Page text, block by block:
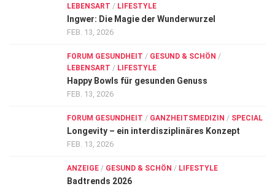
LEBENSART / LIFESTYLE
Ingwer: Die Magie der Wunderwurzel
FEB. 13, 2026
FORUM GESUNDHEIT / GESUND & SCHÖN /
LEBENSART / LIFESTYLE
Happy Bowls für gesunden Genuss
FEB. 13, 2026
FORUM GESUNDHEIT / GANZHEITSMEDIZIN / SPECIAL
Longevity – ein interdisziplinäres Konzept
FEB. 13, 2026
ANZEIGE / GESUND & SCHÖN / LIFESTYLE
Badtrends 2026